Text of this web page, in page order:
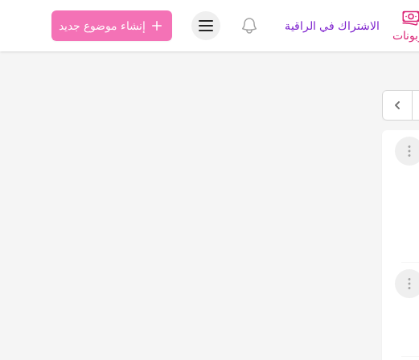
الاشتراك في الراقية عرض الإشعاراتعرض قائمة المستخدمإنشاء موضوع جديد
عرض القائمة
عرض القائمة